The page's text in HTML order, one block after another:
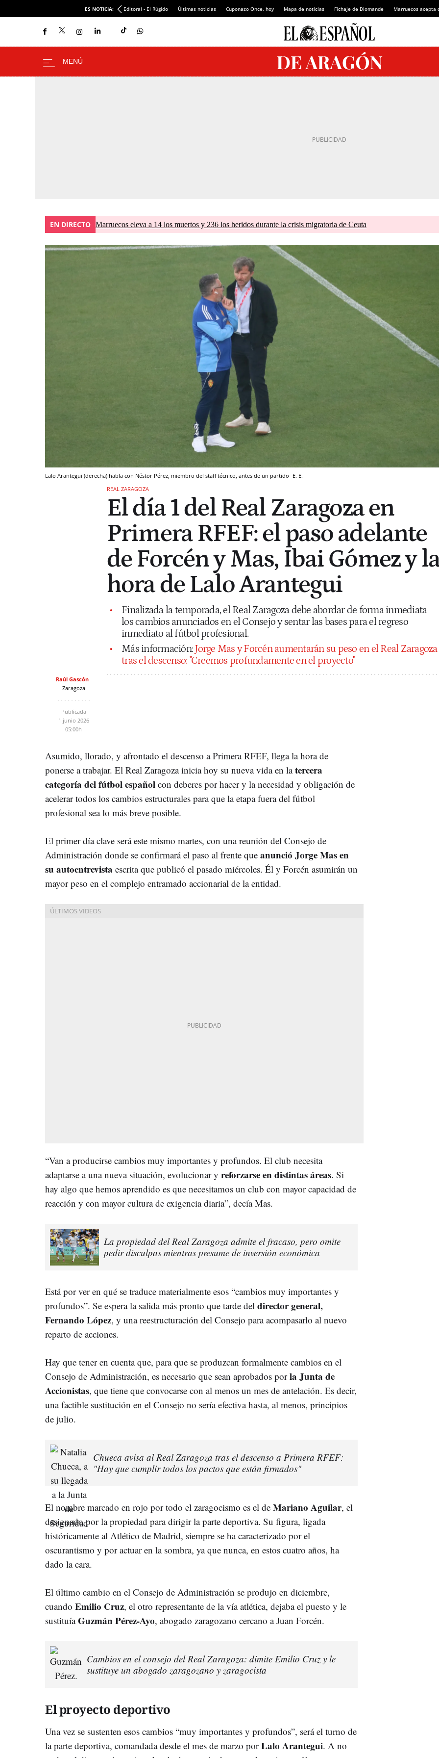
ES NOTICIA: Editoral - El Rúgido Últimas noticias Cuponazo Once, hoy Mapa de noticias Fichaje de Diomande Marruecos acepta
EN DIRECTO Marruecos eleva a 14 los muertos y 236 los heridos durante la crisis migratoria de Ceuta
Lalo Arantegui (derecha) habla con Néstor Pérez, miembro del staff técnico, antes de un partido E. E.
REAL ZARAGOZA
El día 1 del Real Zaragoza en
Primera RFEF: el paso adelante
de Forcén y Mas, Ibai Gómez y
hora de Lalo Arantegui
Finalizada la temporada, el Real Zaragoza debe abordar de forma inmediata
los cambios anunciados en el Consejo y sentar las bases para el regreso
inmediato al fútbol profesional.
Más información: Jorge Mas y Forcén aumentarán su peso en el Real Zaragoza
tras el descenso: "Creemos profundamente en el proyecto"
Raúl Gascón
Zaragoza
Publicada
1 junio 2026
05:00h
Asumido, llorado, y afrontado el descenso a Primera RFEF, llega la hora de
ponerse a trabajar. El Real Zaragoza inicia hoy su nueva vida en latercera
categoría del fútbol español con deberes por hacer y la necesidad y obligación de
acelerar todos los cambios estructurales para que la etapa fuera del fútbol
profesional sea lo más breve posible.
El primer día clave será este mismo martes, con una reunión del Consejo de
Administración donde se confirmará el paso al frente que anunció Jorge Mas en
su autoentrevista escrita que publicó el pasado miércoles. Él y Forcén asumirán un
mayor peso en el complejo entramado accionarial de la entidad.
“Van a producirse cambios muy importantes y profundos. El club necesita
adaptarse a una nueva situación, evolucionar y reforzarse en distintas áreas. Si
hay algo que hemos aprendido es que necesitamos un club con mayor capacidad de
reacción y con mayor cultura de exigencia diaria”, decía Mas.
La propiedad del Real Zaragoza admite el fracaso, pero omite
pedir disculpas mientras presume de inversión económica
Está por ver en qué se traduce materialmente esos “cambios muy importantes y
profundos”. Se espera la salida más pronto que tarde del director general,
Fernando López, y una reestructuración del Consejo para acompasarlo al nuevo
reparto de acciones.
Hay que tener en cuenta que, para que se produzcan formalmente cambios en el
Consejo de Administración, es necesario que sean aprobados porla Junta de
Accionistas, que tiene que convocarse con al menos un mes de antelación. Es decir,
una factible sustitución en el Consejo no sería efectiva hasta, al menos, principios
de julio.
Chueca avisa al Real Zaragoza tras el descenso a Primera RFEF:
"Hay que cumplir todos los pactos que están firmados"
El nombre marcado en rojo por todo el zaragocismo es el de Mariano Aguilar, el
designado por la propiedad para dirigir la parte deportiva. Su figura, ligada
históricamente al Atlético de Madrid, siempre se ha caracterizado por el
oscurantismo y por actuar en la sombra, ya que nunca, en estos cuatro años, ha
dado la cara.
El último cambio en el Consejo de Administración se produjo en diciembre,
cuando Emilio Cruz, el otro representante de la vía atlética, dejaba el puesto y le
sustituíaGuzmán Pérez-Ayo, abogado zaragozano cercano a Juan Forcén.
Cambios en el consejo del Real Zaragoza: dimite Emilio Cruz y le
sustituye un abogado zaragozano y zaragocista
El proyecto deportivo
Una vez se sustenten esos cambios “muy importantes y profundos”, será el turno de
la parte deportiva, comandada desde el mes de marzo porLalo Arantegui. A no